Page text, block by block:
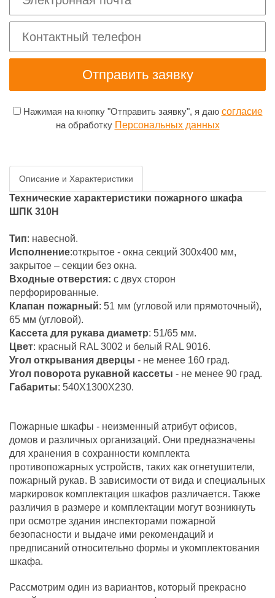
Нажимая на кнопку "Отправить заявку", я даю согласие
на обработку Персональных данных
Описание и Характеристики
Технические характеристики пожарного шкафа
ШПК 310Н
Тип: навесной.
Исполнение:открытое - окна секций 300x400 мм,
закрытое – секции без окна.
Входные отверстия: с двух сторон
перфорированные.
Клапан пожарный: 51 мм (угловой или прямоточный),
65 мм (угловой).
Кассета для рукава диаметр: 51/65 мм.
Цвет: красный RAL 3002 и белый RAL 9016.
Угол открывания дверцы - не менее 160 град.
Угол поворота рукавной кассеты - не менее 90 град.
Габариты: 540Х1300Х230.
Пожарные шкафы - неизменный атрибут офисов,
домов и различных организаций. Они предназначены
для хранения в сохранности комплекта
противопожарных устройств, таких как огнетушители,
пожарный рукав. В зависимости от вида и специальных
маркировок комплектация шкафов различается. Также
различия в размере и комплектации могут возникнуть
при осмотре здания инспекторами пожарной
безопасности и выдаче ими рекомендаций и
предписаний относительно формы и укомплектования
шкафа.
Рассмотрим один из вариантов, который прекрасно